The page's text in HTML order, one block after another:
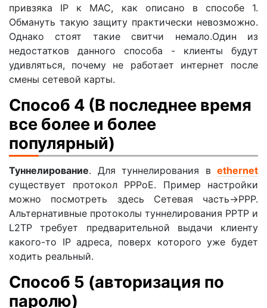
привзяка IP к MAC, как описано в способе 1.
Обмануть такую защиту практически невозможно.
Однако стоят такие свитчи немало.Один из
недостатков данного способа - клиенты будут
удивляться, почему не работает интернет после
смены сетевой карты.
Способ 4 (В последнее время
все более и более
популярный)
Туннелирование. Для туннелирования в ethernet
существует протокол PPPoE. Пример настройки
можно посмотреть здесь Cетевая часть->PPP.
Альтернативные протоколы туннелирования PPTP и
L2TP требует предварительной выдачи клиенту
какого-то IP адреса, поверх которого уже будет
ходить реальный.
Способ 5 (авторизация по
паролю)